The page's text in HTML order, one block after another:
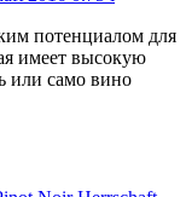
потенциалом для
имеет высокую
или само вино